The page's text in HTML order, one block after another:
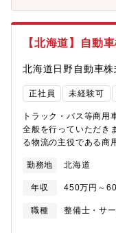
【北海道】自動
北海道日野自動車株
正社員 未経験可
トラック・バス等商用
全般を行っていただき
る物流の主役である商
条3丁目2番15号・旭
見沢支店：岩見沢市
明町1丁目3-11・空知
幌北支店：石狩市新
勤務地 北海道
年収 450万円～
職種
整備士・サ